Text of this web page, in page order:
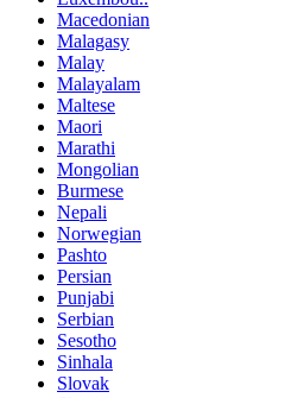
Macedonian
Malagasy
Malay
Malayalam
Maltese
Maori
Marathi
Mongolian
Burmese
Nepali
Norwegian
Pashto
Persian
Punjabi
Serbian
Sesotho
Sinhala
Slovak